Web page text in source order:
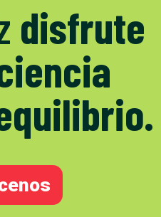
disfrute